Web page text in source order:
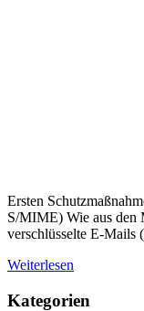
Ersten
S/MIME) Wie aus den
verschlüsselte E-Mails
Weiterlesen
Kategorien